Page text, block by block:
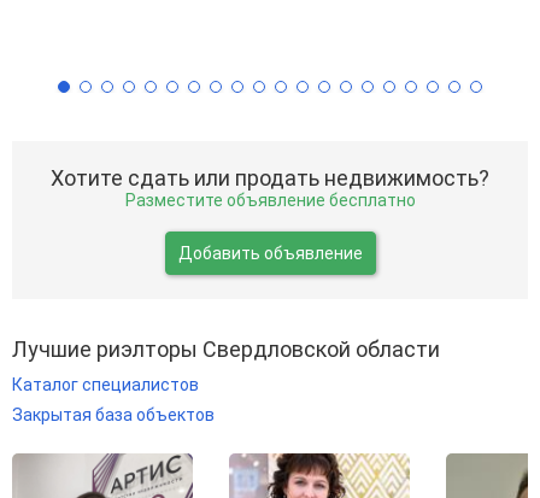
Хотите сдать или продать недвижимость?
Разместите объявление бесплатно
Добавить объявление
Лучшие риэлторы Свердловской области
Каталог специалистов
Закрытая база объектов